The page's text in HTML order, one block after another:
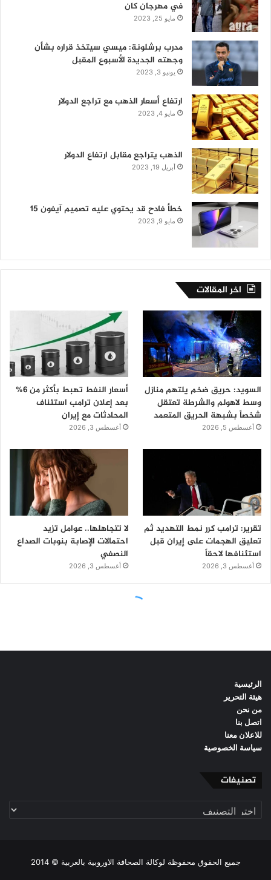
الرئيسية
هيئة التحرير
من نحن
اتصل بنا
للاعلان معنا
سياسة الخصوصية
تصنيفات
تصنيفات
جميع الحقوق محفوظة لوكالة الصحافة الاوروبية بالعربية © 2014